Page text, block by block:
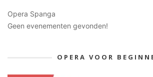
Opera Spanga
Geen evenementen gevonden!
OPERA VOOR